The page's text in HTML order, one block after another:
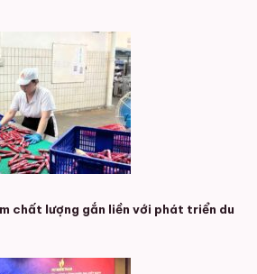
chất lượng gắn liền với phát triển du